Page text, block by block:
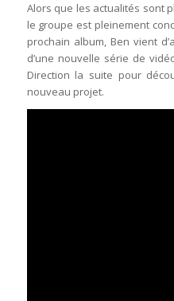
Alors que les actualités sont
le groupe est pleinement
prochain album, Ben vient
d’une nouvelle série de
Direction la suite pour
nouveau projet.